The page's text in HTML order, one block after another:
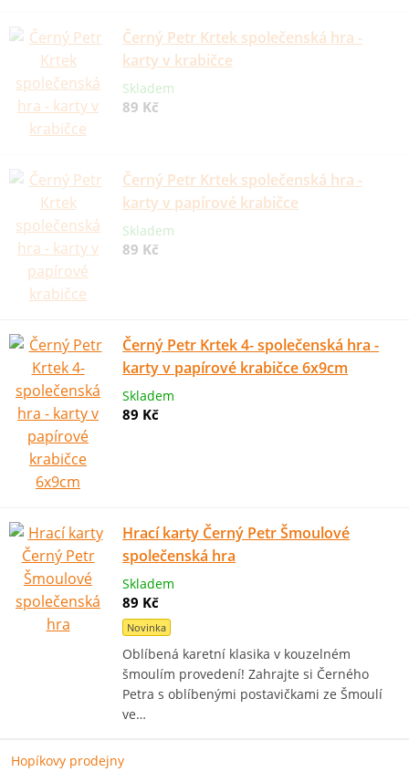
Černý Petr Krtek společenská hra -
karty v krabičce
Skladem
89 Kč
Černý Petr Krtek společenská hra -
karty v papírové krabičce
Skladem
89 Kč
Černý Petr Krtek 4- společenská hra -
karty v papírové krabičce 6x9cm
Skladem
89 Kč
Hrací karty Černý Petr Šmoulové
společenská hra
Skladem
89 Kč
Novinka
Oblíbená karetní klasika v kouzelném
šmoulím provedení! Zahrajte si Černého
Petra s oblíbenými postavičkami ze Šmoulí
ve…
Hopíkovy prodejny